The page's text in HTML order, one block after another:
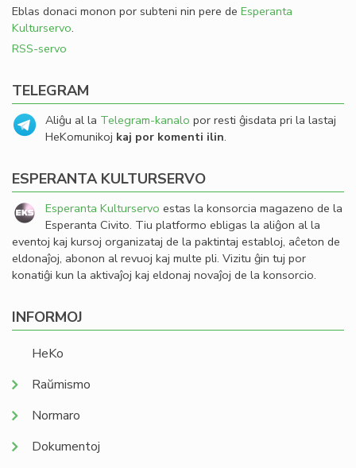
Eblas donaci monon por subteni nin pere de Esperanta
Kulturservo.
RSS-servo
TELEGRAM
Aliĝu al la Telegram-kanalo por resti ĝisdata pri la lastaj
HeKomunikoj kaj por komenti ilin.
ESPERANTA KULTURSERVO
Esperanta Kulturservo estas la konsorcia magazeno de la
Esperanta Civito. Tiu platformo ebligas la aliĝon al la
eventoj kaj kursoj organizataj de la paktintaj establoj, aĉeton de
eldonaĵoj, abonon al revuoj kaj multe pli. Vizitu ĝin tuj por
konatiĝi kun la aktivaĵoj kaj eldonaj novaĵoj de la konsorcio.
INFORMOJ
HeKo
Raŭmismo
Normaro
Dokumentoj